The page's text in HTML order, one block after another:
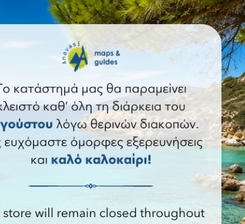
Διάσπαρτες παλαιές αγροτικές εγκαταστάσεις
δείγματα της παραδοσιακής υπαίθριας
φθάνει σε μικρή κοιλάδα με πηγάδι και
χαρακτηρίζεται από αναβαθμίδες
οπωροκηπευτικά.
των Αγίου Γεωργίου και Αγίου Τρύφωνα.
επανειλημμένα με αγροτικούς δρόμους και
του σημαντικότερου παραδοσιακού οικισμού